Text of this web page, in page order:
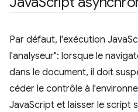
Par défaut, l'exécution
l'analyseur": lorsque le
dans le document, il doit
céder le contrôle à
JavaScript et laisser le script